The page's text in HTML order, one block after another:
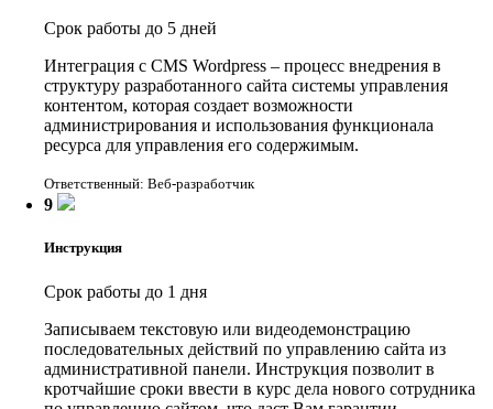
Срок работы до 5 дней
Интеграция с CMS Wordpress – процесс внедрения в
структуру разработанного сайта системы управления
контентом, которая создает возможности
администрирования и использования функционала
ресурса для управления его содержимым.
Ответственный: Веб-разработчик
9
Инструкция
Срок работы до 1 дня
Записываем текстовую или видеодемонстрацию
последовательных действий по управлению сайта из
административной панели. Инструкция позволит в
кротчайшие сроки ввести в курс дела нового сотрудника